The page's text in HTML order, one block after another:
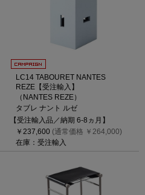
LC14 TABOURET NANTES
REZE【受注輸入】
（NANTES REZE）
タブレ ナント ルゼ
【受注輸入品／納期 6-8ヵ月】
￥237,600 (通常価格 ￥264,000)
在庫：受注輸入